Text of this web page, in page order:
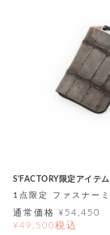
通常価格 ¥ 54,450
¥49,500税込